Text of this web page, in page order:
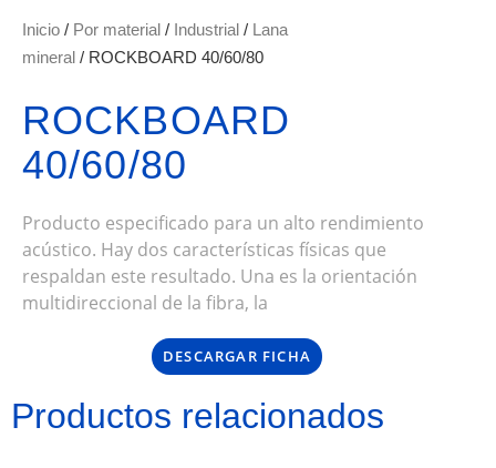
Inicio / Por material / Industrial / Lana
mineral / ROCKBOARD 40/60/80
ROCKBOARD
40/60/80
Producto especificado para un alto rendimiento
acústico. Hay dos características físicas que
respaldan este resultado. Una es la orientación
multidireccional de la fibra, la
DESCARGAR FICHA
Productos relacionados